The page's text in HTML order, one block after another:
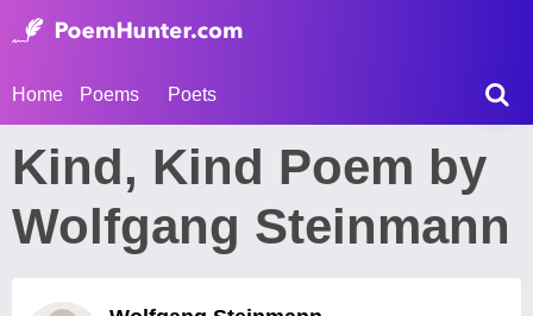
Home Poems Poets
Kind, Kind Poem by
Wolfgang Steinmann